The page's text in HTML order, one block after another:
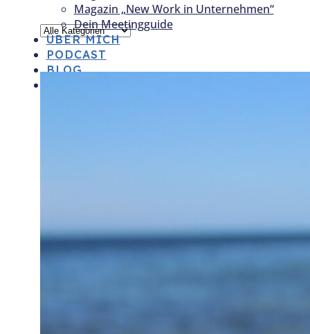
Magazin „New Work in Unternehmen“
Dein Meetingguide
ÜBER MICH
PODCAST
BLOG